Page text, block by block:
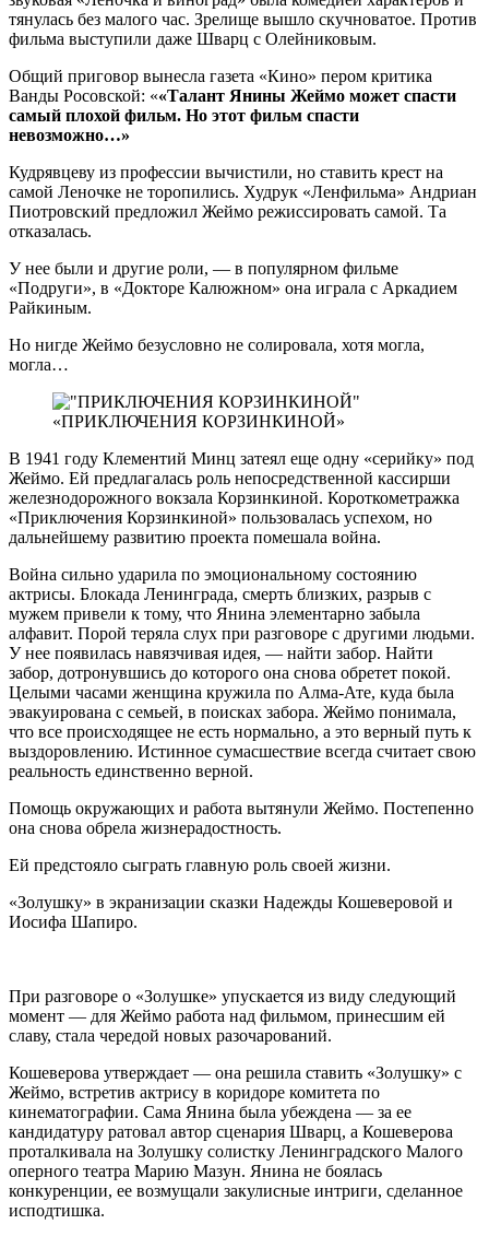
тянулась без малого час. Зрелище вышло скучноватое. Против
фильма выступили даже Шварц с Олейниковым.
Общий приговор вынесла газета «Кино» пером критика
Ванды Росовской: ««Талант Янины Жеймо может спасти
самый плохой фильм. Но этот фильм спасти
невозможно…»
Кудрявцеву из профессии вычистили, но ставить крест на
самой Леночке не торопились. Худрук «Ленфильма» Андриан
Пиотровский предложил Жеймо режиссировать самой. Та
отказалась.
У нее были и другие роли, — в популярном фильме
«Подруги», в «Докторе Калюжном» она играла с Аркадием
Райкиным.
Но нигде Жеймо безусловно не солировала, хотя могла,
могла…
«ПРИКЛЮЧЕНИЯ КОРЗИНКИНОЙ»
В 1941 году Клементий Минц затеял еще одну «серийку» под
Жеймо. Ей предлагалась роль непосредственной кассирши
железнодорожного вокзала Корзинкиной. Короткометражка
«Приключения Корзинкиной» пользовалась успехом, но
дальнейшему развитию проекта помешала война.
Война сильно ударила по эмоциональному состоянию
актрисы. Блокада Ленинграда, смерть близких, разрыв с
мужем привели к тому, что Янина элементарно забыла
алфавит. Порой теряла слух при разговоре с другими людьми.
У нее появилась навязчивая идея, — найти забор. Найти
забор, дотронувшись до которого она снова обретет покой.
Целыми часами женщина кружила по Алма-Ате, куда была
эвакуирована с семьей, в поисках забора. Жеймо понимала,
что все происходящее не есть нормально, а это верный путь к
выздоровлению. Истинное сумасшествие всегда считает свою
реальность единственно верной.
Помощь окружающих и работа вытянули Жеймо. Постепенно
она снова обрела жизнерадостность.
Ей предстояло сыграть главную роль своей жизни.
«Золушку» в экранизации сказки Надежды Кошеверовой и
Иосифа Шапиро.
При разговоре о «Золушке» упускается из виду следующий
момент — для Жеймо работа над фильмом, принесшим ей
славу, стала чередой новых разочарований.
Кошеверова утверждает — она решила ставить «Золушку» с
Жеймо, встретив актрису в коридоре комитета по
кинематографии. Сама Янина была убеждена — за ее
кандидатуру ратовал автор сценария Шварц, а Кошеверова
проталкивала на Золушку солистку Ленинградского Малого
оперного театра Марию Мазун. Янина не боялась
конкуренции, ее возмущали закулисные интриги, сделанное
исподтишка.